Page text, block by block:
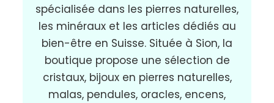
spécialisée dans les pierres naturelles,
les minéraux et les articles dédiés au
bien-être en Suisse. Située à Sion, la
boutique propose une sélection de
cristaux, bijoux en pierres naturelles,
malas, pendules, oracles, encens,